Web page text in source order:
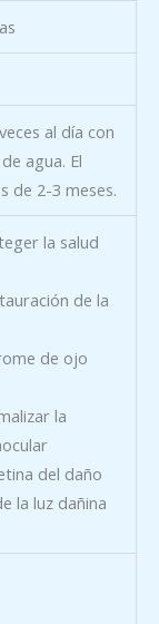
al día con
agua. El
de 2-3 meses.
la salud
de la
de ojo
la
del daño
la luz dañina